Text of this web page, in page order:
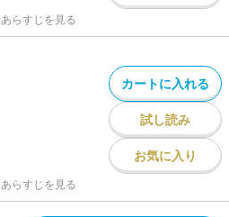
あらすじを見る
カートに入れる
試し読み
お気に入り
あらすじを見る